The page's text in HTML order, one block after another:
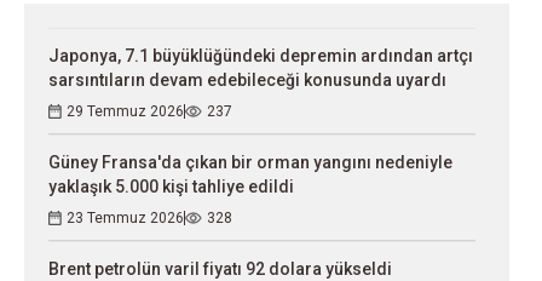
Japonya, 7.1 büyüklüğündeki depremin ardından artçı
sarsıntıların devam edebileceği konusunda uyardı
29 Temmuz 2026 237
Güney Fransa'da çıkan bir orman yangını nedeniyle
yaklaşık 5.000 kişi tahliye edildi
23 Temmuz 2026 328
Brent petrolün varil fiyatı 92 dolara yükseldi